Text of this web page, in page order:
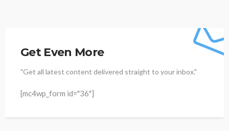
Get Even More
"Get all latest content delivered straight to your inbox."
[mc4wp_form id="36"]